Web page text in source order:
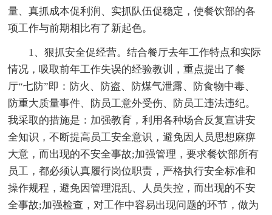
量、真抓成本促利润、实抓队伍促稳定，使餐饮部的各
项工作与前期相比有了新起色。
1、狠抓安全促经营。结合餐厅去年工作特点和实际
情况，吸取前年工作失误的经验教训，重点提出了餐
厅“七防”即：防火、防盗、防煤气泄露、防食物中毒、
防重大质量事件、防员工意外受伤、防员工违法违纪。
我采取的措施是：加强教育，利用各种场合反复宣讲安
全知识，不断提高员工安全意识，避免因人员思想麻痹
大意，而出现的不安全事故;加强管理，要求餐饮部所有
员工，都必须认真履行岗位职责，严格执行安全标准和
操作规程，避免因管理混乱、人员失控，而出现的不安
全事故;加强检查，对工作中容易出现问题的环节，做为